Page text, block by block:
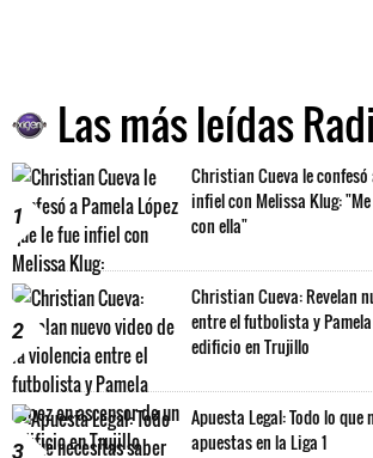
Las más leídas
1
Christian Cueva le confesó
infiel con Melissa Klug:
con ella"
2
Christian Cueva: Revelan
entre el futbolista y
edificio en Trujillo
3
Apuesta Legal: Todo lo
apuestas en la Liga 1